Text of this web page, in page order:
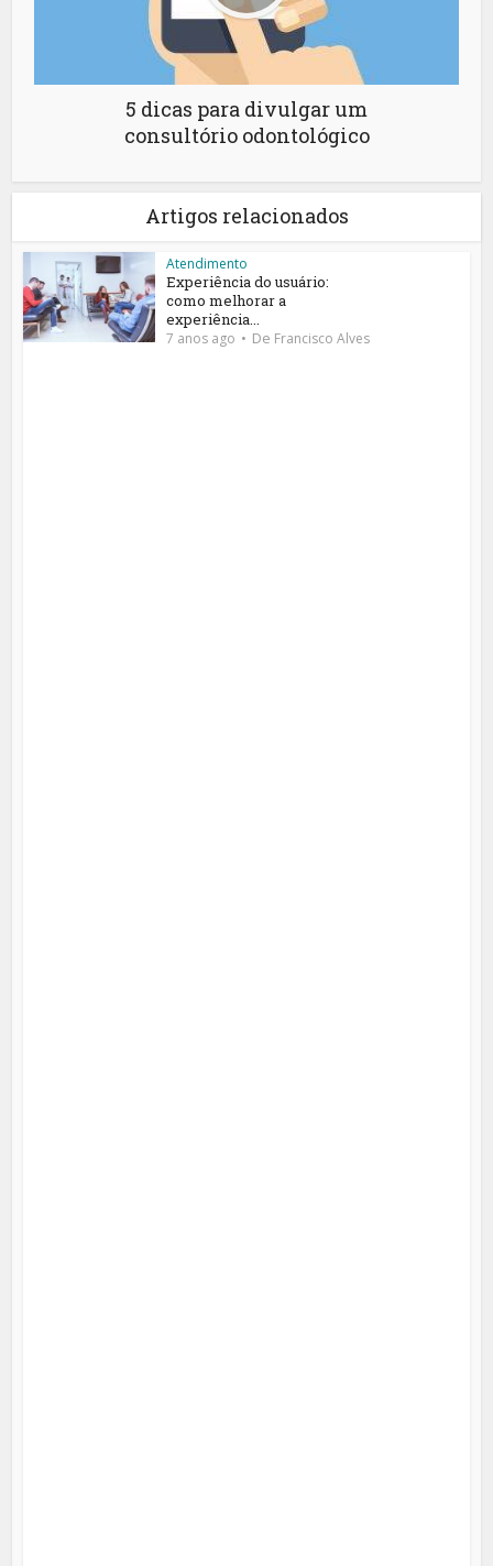
5 dicas para divulgar um
consultório odontológico
Artigos relacionados
Atendimento
Experiência do usuário:
como melhorar a
experiência...
7 anos ago De Francisco Alves